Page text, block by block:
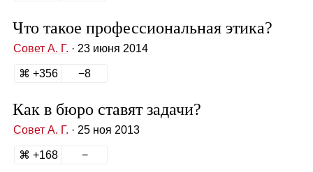
Что такое профессиональная этика?
Совет А. Г. · 23 июня 2014
356 8
Как в бюро ставят задачи?
Совет А. Г. · 25 ноя 2013
168